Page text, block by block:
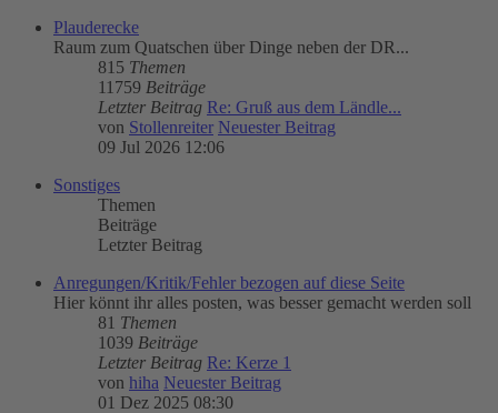
Plauderecke
Raum zum Quatschen über Dinge neben der DR...
815 Themen
11759 Beiträge
Letzter Beitrag Re: Gruß aus dem Ländle...
von Stollenreiter Neuester Beitrag
09 Jul 2026 12:06
Sonstiges
Themen
Beiträge
Letzter Beitrag
Anregungen/Kritik/Fehler bezogen auf diese Seite
Hier könnt ihr alles posten, was besser gemacht werden soll
81 Themen
1039 Beiträge
Letzter Beitrag Re: Kerze 1
von hiha Neuester Beitrag
01 Dez 2025 08:30